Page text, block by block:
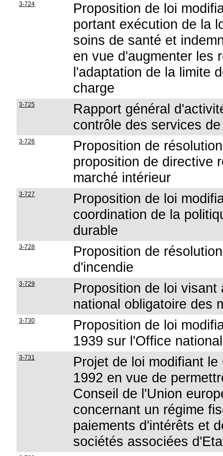
3-724
Proposition de loi
portant exécution de la
soins de santé et
en vue d'augmenter les
l'adaptation de la limite
charge
3-725
Rapport général
contrôle des services
3-726
Proposition de
proposition de directive
marché intérieur
3-727
Proposition de loi
coordination de la
durable
3-728
Proposition de
d'incendie
3-729
Proposition de loi
national obligatoire des
3-730
Proposition de loi
1939 sur l'Office
3-731
Projet de loi modifiant
1992 en vue de
Conseil de l'Union
concernant un régime
paiements d'intérêts et
sociétés associées